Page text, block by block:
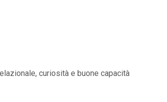
curiosità e buone capacità